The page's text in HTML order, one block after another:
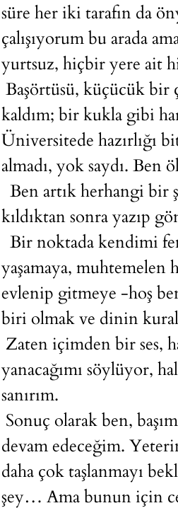
süre her iki tarafın da
çalışıyorum bu arada
yurtsuz, hiçbir yere ait
Başörtüsü, küçücük bir
kaldım; bir kukla gibi
Üniversitede hazırlığı
almadı, yok saydı. Ben
Ben artık herhangi bir
kıldıktan sonra yazıp
Bir noktada kendimi
yaşamaya, muhtemelen
evlenip gitmeye -hoş
biri olmak ve dinin
Zaten içimden bir ses,
yanacağımı söylüyor,
sanırım.
Sonuç olarak ben,
devam edeceğim.
daha çok taşlanmayı
şey… Ama bunun için